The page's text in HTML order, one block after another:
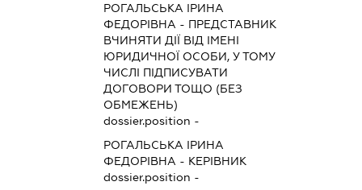
РОГАЛЬСЬКА ІРИНА
ФЕДОРІВНА - ПРЕДСТАВНИК
ВЧИНЯТИ ДІЇ ВІД ІМЕНІ
ЮРИДИЧНОЇ ОСОБИ, У ТОМУ
ЧИСЛІ ПІДПИСУВАТИ
ДОГОВОРИ ТОЩО (БЕЗ
ОБМЕЖЕНЬ)
dossier.position -
РОГАЛЬСЬКА ІРИНА
ФЕДОРІВНА - КЕРІВНИК
dossier.position -